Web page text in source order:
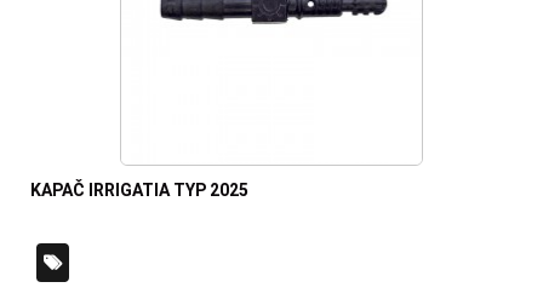
KAPAČ IRRIGATIA TYP 2025